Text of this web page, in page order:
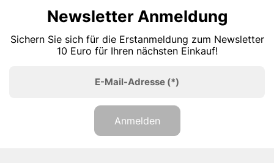
Newsletter Anmeldung
Sichern Sie sich für die Erstanmeldung zum Newsletter
10 Euro für Ihren nächsten Einkauf!
E-Mail-Adresse (*)
Anmelden